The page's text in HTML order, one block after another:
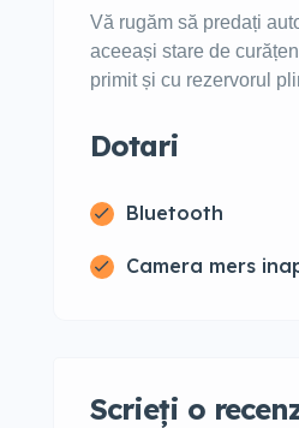
Vă rugăm să predați
aceeași stare de
primit și cu rezervorul
Dotari
Bluetooth
Camera mers
Scrieți o